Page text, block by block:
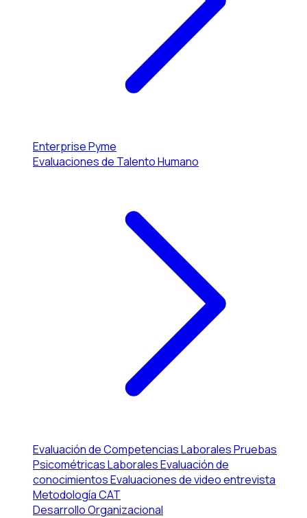
EnterprisePyme
Evaluaciones de Talento Humano
Evaluación de Competencias LaboralesPruebas
Psicométricas LaboralesEvaluación de
conocimientosEvaluaciones de video entrevista
Metodología CAT
Desarrollo Organizacional